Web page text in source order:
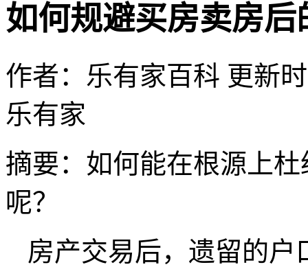
如何规避买房卖房
作者：乐有家百科 更新
乐有家
摘要： 如何能在根源上
呢？
房产交易后，遗留的